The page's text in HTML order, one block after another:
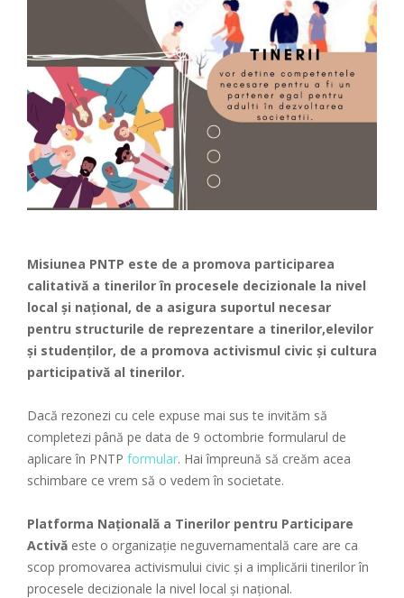
Misiunea PNTP este de a promova participarea
calitativă a tinerilor în procesele decizionale la nivel
local și național, de a asigura suportul necesar
pentru structurile de reprezentare a tinerilor,elevilor
și studenților, de a promova activismul civic și cultura
participativă al tinerilor.
Dacă rezonezi cu cele expuse mai sus te invităm să
completezi până pe data de 9 octombrie formularul de
aplicare în PNTP formular. Hai împreună să creăm acea
schimbare ce vrem să o vedem în societate.
Platforma Națională a Tinerilor pentru Participare
Activă este o organizație neguvernamentală care are ca
scop promovarea activismului civic și a implicării tinerilor în
procesele decizionale la nivel local și național.